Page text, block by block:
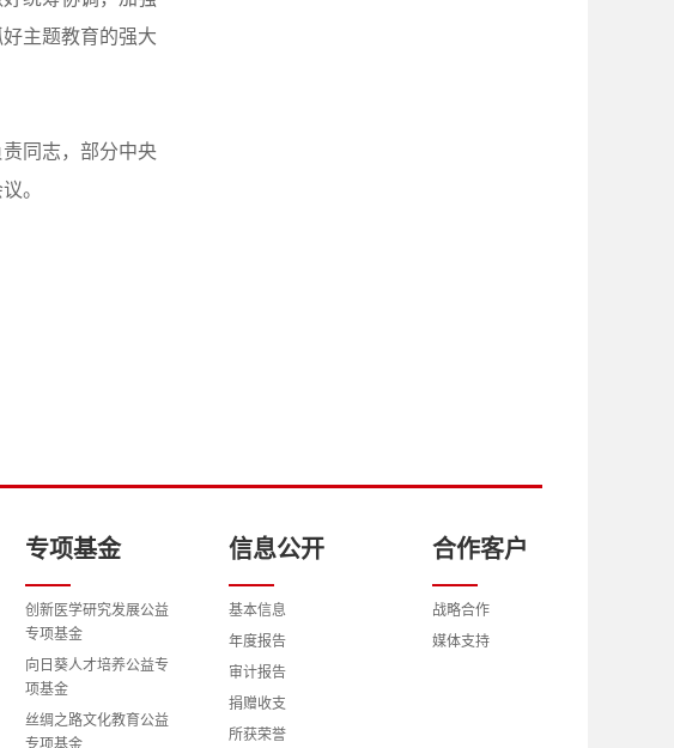
主题教育的强大
同志，部分中央
。
专项基金
创新医学研究发展公益
专项基金
向日葵人才培养公益专
项基金
丝绸之路文化教育公益
专项基金
信息公开
基本信息
年度报告
审计报告
捐赠收支
所获荣誉
合作客户
战略合作
媒体支持